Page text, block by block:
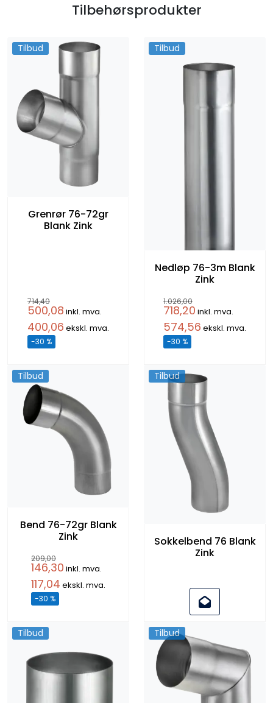
Tilbehørsprodukter
Tilbud
Grenrør 76-72gr
Blank Zink
714,40
500,08 inkl. mva.
400,06 ekskl. mva.
-30 %
Tilbud
Nedløp 76-3m Blank
Zink
1.026,00
718,20 inkl. mva.
574,56 ekskl. mva.
-30 %
Tilbud
Bend 76-72gr Blank
Zink
209,00
146,30 inkl. mva.
117,04 ekskl. mva.
-30 %
Tilbud
Sokkelbend 76 Blank
Zink
Tilbud Tilbud